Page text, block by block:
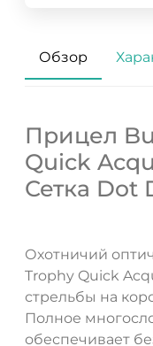
Обзор
Прицел
Quick
Сетка Dot
Охотничий
Trophy Quick
стрельбы на
Полное
обеспечивает